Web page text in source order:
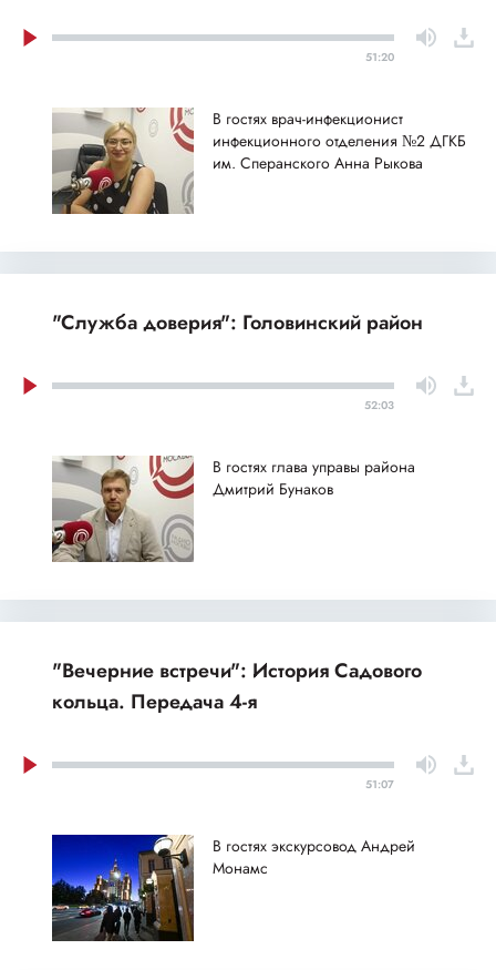
51:20
В гостях врач-инфекционист
инфекционного отделения №2 ДГКБ
им. Сперанского Анна Рыкова
"Служба доверия": Головинский район
52:03
В гостях глава управы района
Дмитрий Бунаков
"Вечерние встречи": История Садового
кольца. Передача 4-я
51:07
В гостях экскурсовод Андрей
Монамс